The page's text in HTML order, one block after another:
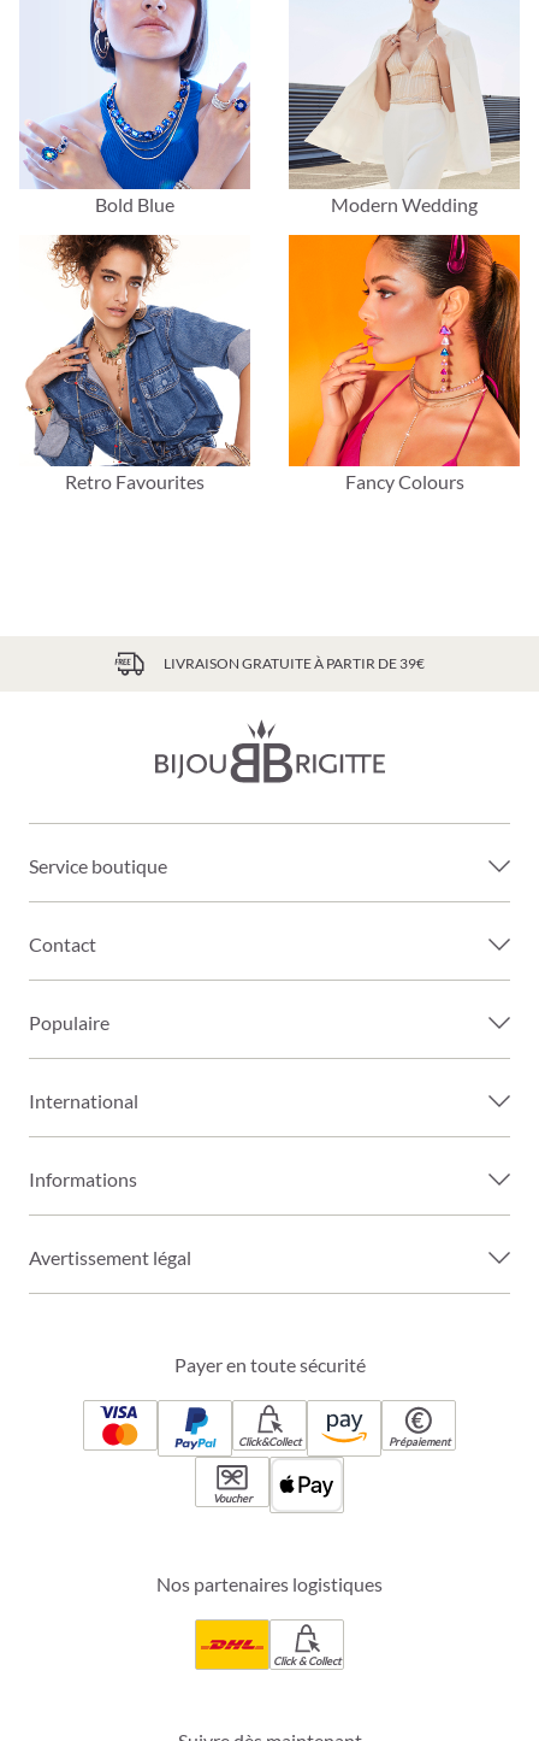
Bold Blue Modern Wedding
Retro Favourites Fancy Colours
LIVRAISON GRATUITE À PARTIR DE 39€
Service boutique
Contact
Populaire
International
Informations
Avertissement légal
Payer en toute sécurité
Click&Collect Prépaiement
Voucher
Nos partenaires logistiques
Click & Collect